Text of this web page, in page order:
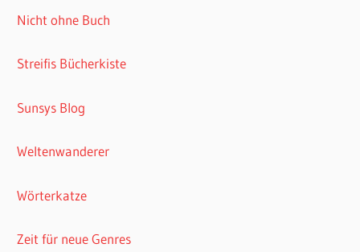
Nicht ohne Buch
Streifis Bücherkiste
Sunsys Blog
Weltenwanderer
Wörterkatze
Zeit für neue Genres